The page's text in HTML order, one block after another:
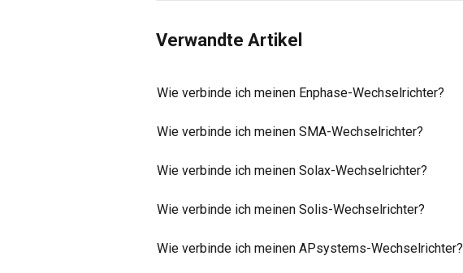
Verwandte Artikel
Wie verbinde ich meinen Enphase-Wechselrichter?
Wie verbinde ich meinen SMA-Wechselrichter?
Wie verbinde ich meinen Solax-Wechselrichter?
Wie verbinde ich meinen Solis-Wechselrichter?
Wie verbinde ich meinen APsystems-Wechselrichter?